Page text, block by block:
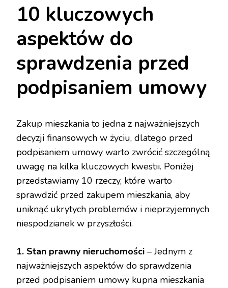
10 kluczowych
aspektów do
sprawdzenia przed
podpisaniem umowy
Zakup mieszkania to jedna z najważniejszych
decyzji finansowych w życiu, dlatego przed
podpisaniem umowy warto zwrócić szczególną
uwagę na kilka kluczowych kwestii. Poniżej
przedstawiamy 10 rzeczy, które warto
sprawdzić przed zakupem mieszkania, aby
uniknąć ukrytych problemów i nieprzyjemnych
niespodzianek w przyszłości.
1. Stan prawny nieruchomości – Jednym z
najważniejszych aspektów do sprawdzenia
przed podpisaniem umowy kupna mieszkania